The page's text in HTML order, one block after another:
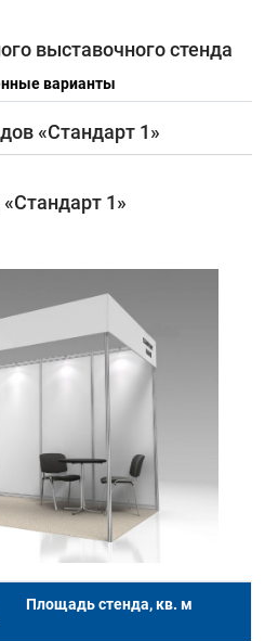
выставочного стенда
варианты
«Стандарт 1»
1»
Площадь стенда, кв. м